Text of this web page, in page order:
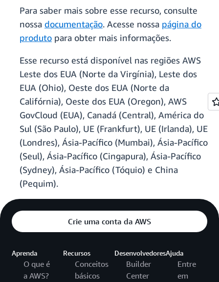
Para saber mais sobre esse recurso, consulte
nossa documentação. Acesse nossa página do
produto para obter mais informações.
Esse recurso está disponível nas regiões AWS
Leste dos EUA (Norte da Virgínia), Leste dos
EUA (Ohio), Oeste dos EUA (Norte da
Califórnia), Oeste dos EUA (Oregon), AWS
GovCloud (EUA), Canadá (Central), América do
Sul (São Paulo), UE (Frankfurt), UE (Irlanda), UE
(Londres), Ásia-Pacífico (Mumbai), Ásia-Pacífico
(Seul), Ásia-Pacífico (Cingapura), Ásia-Pacífico
(Sydney), Ásia-Pacífico (Tóquio) e China
(Pequim).
Crie uma conta da AWS
Aprenda
O que é
a AWS?
Recursos
Conceitos
básicos
Desenvolvedores
Builder
Center
Ajuda
Entre
em